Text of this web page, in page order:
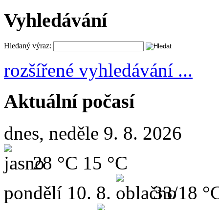
Vyhledávání
Hledaný výraz:
rozšířené vyhledávání ...
Aktuální počasí
dnes, neděle 9. 8. 2026
28 °C 15 °C
pondělí 10. 8.
33/18